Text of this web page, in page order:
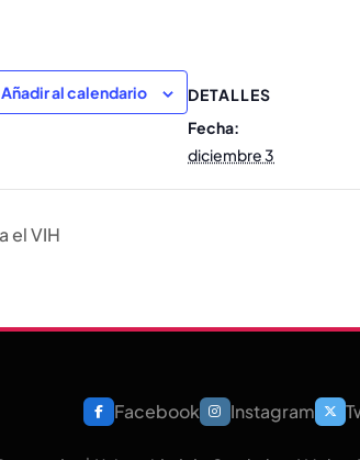
Añadir al calendario
DETALLES
Fecha:
diciembre 3
el VIH
Facebook Instagram